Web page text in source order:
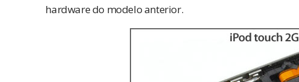
hardware do modelo anterior.